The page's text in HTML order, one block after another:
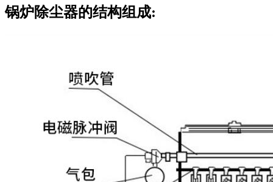
锅炉除尘器的结构组成: